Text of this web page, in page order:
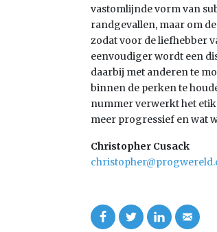
vastomlijnde vorm van
randgevallen, maar om
zodat voor de liefhebber
eenvoudiger wordt een
daarbij met anderen te
binnen de perken te
nummer verwerkt het
meer progressief en wat
Christopher Cusack